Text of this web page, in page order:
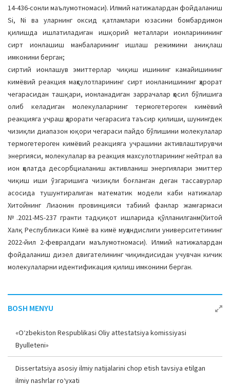
14-436-сонли маълумотномаси). Илмий натижалардан фойдаланиш
Si, Ni ва уларнинг оксид қатламлари юзасини бомбардимон
қилишда ишлатиладиган ишқорий металлари ионларинининг
сирт ионлашиш манбаларининг ишлаш режимини аниқлаш
имконини берган;
сиртий ионлашув эмиттерлар чиқиш ишининг камайишининг
кимёвий реакция маҳсулотларининг сирт ионланишининг ҳарорат
чегарасидан ташқари, ионланадиган заррачалар ҳосил бўлишига
олиб келадиган молекулаларнинг термогетероген кимёвий
реакцияга учраш ҳарорати чегарасига таъсир қилиши, шунингдек
чизиқли диапазон юқори чегараси пайдо бўлишини молекулалар
термогетероген кимёвий реакцияга учрашини активлаштирувчи
энергияси, молекулалар ва реакция махсулотларининг нейтрал ва
ион ҳолатда десорбциаланиш активланиш энергиялари эмиттер
чиқиш иши ўзгаришига чизиқли боғланган деган тассавурлар
асосида тушунтиралиган математик модели каби натижалар
Хитойнинг Лиаонин провинцияси табиий фанлар жамғармаси
№.2021-MS-237 гранти тадқиқот ишларида қўлланилганм(Хитой
Халқ Республикаси Кимё ва кимё муҳандислиги университетининг
2022-йил 2-февралдаги маълумотномаси). Илмий натижалардан
фойдаланиш дизел двигателининг чиқиндисидан учувчан кичик
молекулаларни идентификация қилиш имконини берган.
BOSH MENYU
«O‘zbekiston Respublikasi Oliy attestatsiya komissiyasi
Byulleteni»
Dissertatsiya asosiy ilmiy natijalarini chop etish tavsiya etilgan
ilmiy nashrlar ro‘yxati